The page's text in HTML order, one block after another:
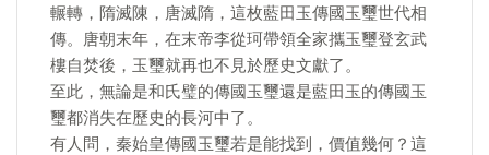
輾轉，隋滅陳，唐滅隋，這枚藍田玉傳國玉璽世代相
傳。唐朝末年，在末帝李從珂帶領全家攜玉璽登玄武
樓自焚後，玉璽就再也不見於歷史文獻了。
至此，無論是和氏璧的傳國玉璽還是藍田玉的傳國玉
璽都消失在歷史的長河中了。
有人問，秦始皇傳國玉璽若是能找到，價值幾何？這